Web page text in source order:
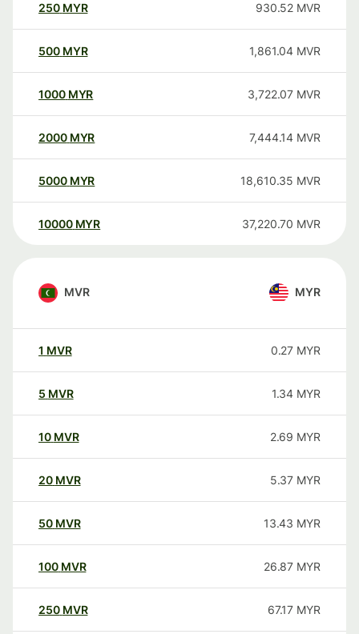
250 MYR 930.52 MVR
500 MYR 1,861.04 MVR
1000 MYR 3,722.07 MVR
2000 MYR 7,444.14 MVR
5000 MYR 18,610.35 MVR
10000 MYR 37,220.70 MVR
MVR MYR
1 MVR 0.27 MYR
5 MVR 1.34 MYR
10 MVR 2.69 MYR
20 MVR 5.37 MYR
50 MVR 13.43 MYR
100 MVR 26.87 MYR
250 MVR 67.17 MYR